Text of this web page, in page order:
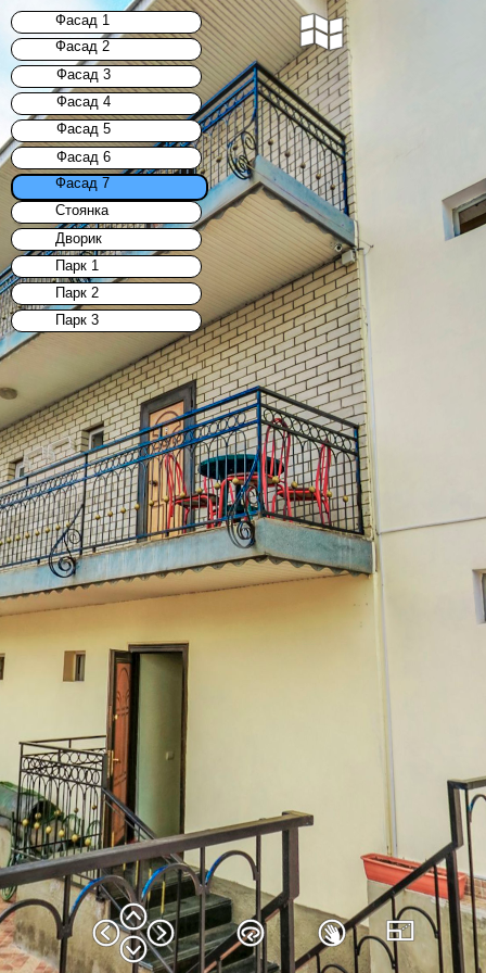
Фасад 1
Фасад 2
Фасад 3
Фасад 4
Фасад 5
Фасад 6
Фасад 7
Стоянка
Дворик
Парк 1
Парк 2
Парк 3